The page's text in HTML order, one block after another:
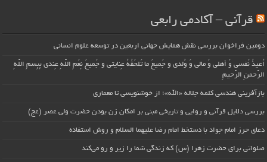
قرآنی – آکادمی رابعی
دومین فراخوان بررسی نقش همایش جهانی اربعین در توسعه علوم انسانی
اُعیذُ نَفسی وَ أهلی وَ مالی وَ وُلدی و جَمیعَ ما تَلحَقُهُ عِنایتی و جَمیعَ نِعَمِ اللّهِ عِندی بِبِسمِ اللّهِ
الرَّحمنِ الرَّحیمِ
بازآفرینی هندسی کلمه جلاله «الله»؛ از خوشنویسی تا معماری
بررسی دلایل قرآنی و روایی و تاریخی مبنی بر امکان زن بودن حضرت ولی عصر (عج)
دعای حرز امام جواد با دستخط امام رضا علیهما السلام و روش استفاده
صلواتی برای حضرت زهرا (س) که زندگی شما را زیر و رو می‌کند